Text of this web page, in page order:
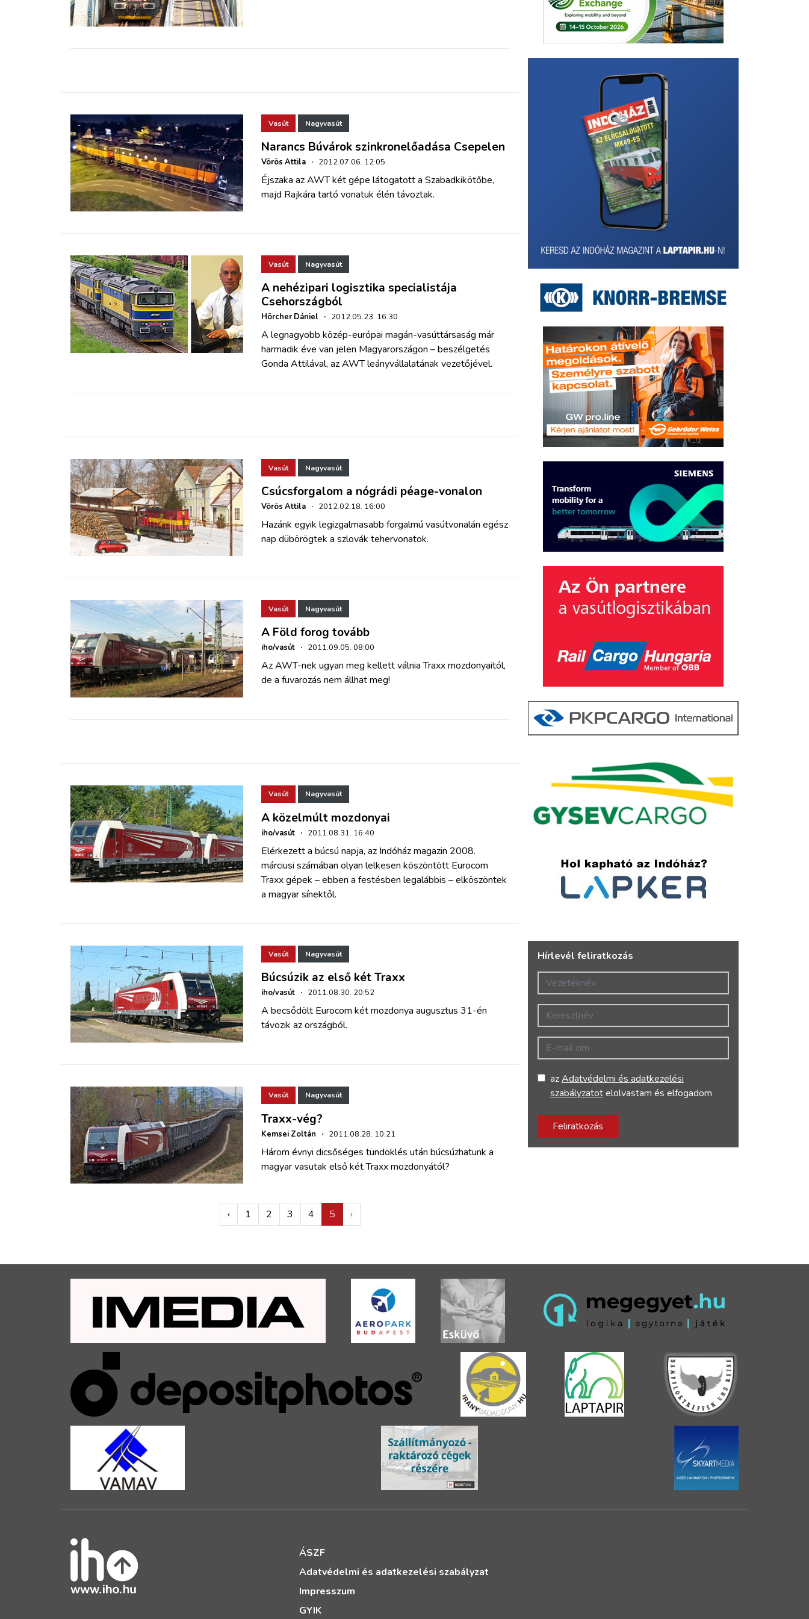
WEBSHOP
BELÉPÉS
Vasút Nagyvasút
Narancs Búvárok szinkronelőadása Csepelen
Vörös Attila · 2012.07.06. 12:05
Éjszaka az AWT két gépe látogatott a Szabadkikötőbe,
majd Rajkára tartó vonatuk élén távoztak.
Vasút Nagyvasút
A nehézipari logisztika specialistája
Csehországból
Hörcher Dániel · 2012.05.23. 16:30
A legnagyobb közép-európai magán-vasúttársaság már
harmadik éve van jelen Magyarországon – beszélgetés
Gonda Attilával, az AWT leányvállalatának vezetőjével.
Vasút Nagyvasút
Csúcsforgalom a nógrádi péage-vonalon
Vörös Attila · 2012.02.18. 16:00
Hazánk egyik legizgalmasabb forgalmú vasútvonalán egész
nap dübörögtek a szlovák tehervonatok.
Vasút Nagyvasút
A Föld forog tovább
iho/vasút · 2011.09.05. 08:00
Az AWT-nek ugyan meg kellett válniaTraxx mozdonyaitól,
de a fuvarozás nem állhat meg!
Vasút Nagyvasút
A közelmúlt mozdonyai
iho/vasút · 2011.08.31. 16:40
Elérkezett a búcsú napja, az Indóház magazin 2008.
márciusi számában olyan lelkesen köszöntött Eurocom
Traxx gépek – ebben a festésben legalábbis – elköszöntek
a magyar sínektől.
Vasút Nagyvasút
Búcsúzik az első két Traxx
iho/vasút · 2011.08.30. 20:52
A becsődölt Eurocom két mozdonya augusztus 31-én
távozik az országból.
Vasút Nagyvasút
Traxx-vég?
Kemsei Zoltán · 2011.08.28. 10:21
Három évnyi dicsőséges tündöklés után búcsúzhatunk a
magyar vasutak első két Traxx mozdonyától?
‹ 1 2 3 4 5 ›
Hírlevél feliratkozás
Vezetéknév
Keresztnév
E-mail cím
azAdatvédelmi és adatkezelési
szabályzatotelolvastam és elfogadom
Feliratkozás
ÁSZF
Adatvédelmi és adatkezelési szabályzat
Impresszum
GYIK